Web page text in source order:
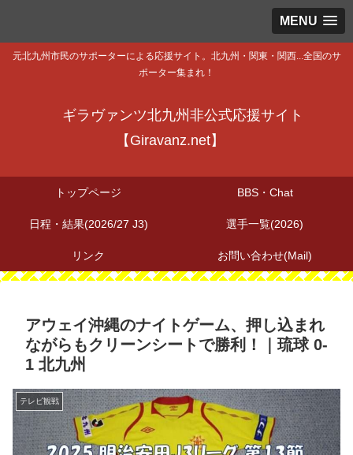
MENU
元北九州市民のサポーターによる応援サイト。北九州・関東・関西...全国のサ
ポーター集まれ！
ギラヴァンツ北九州非公式応援サイト
【Giravanz.net】
トップページ BBS・Chat
日程・結果(2026/27 J3) 選手一覧(2026)
リンク お問い合わせ(Mail)
アウェイ沖縄のナイトゲーム、押し込まれ
ながらもクリーンシートで勝利！｜琉球 0-
1 北九州
テレビ観戦